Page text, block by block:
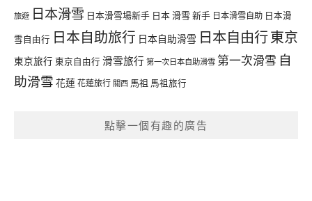
旅遊 日本滑雪 日本滑雪場新手 日本 滑雪 新手 日本滑雪自助 日本滑
雪自由行 日本自助旅行 日本自助滑雪 日本自由行東京
東京旅行 東京自由行 滑雪旅行 第一次日本自助滑雪 第一次滑雪 自
助滑雪 花蓮花蓮旅行 關西 馬祖 馬祖旅行
點擊一個有趣的廣告